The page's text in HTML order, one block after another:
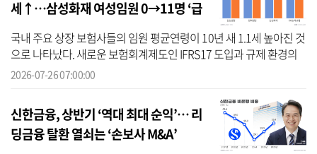
세↑…삼성화재 여성임원 0→11명 ‘급
국내 주요 상장 보험사들의 임원 평균연령이 10년 새 1.1세 높아진 것
으로 나타났다. 새로운 보험회계제도인 IFRS17 도입과 규제 환경의
복잡화 등으로 인해 경험이 풍부한 전문 경력직 임원 수요가 늘어난
2026-07-26 07:00:00
신한금융, 상반기 ‘역대 최대 순익’… 리
딩금융 탈환 열쇠는 ‘손보사 M&A’